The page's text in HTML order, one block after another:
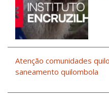
Atenção comunidades
saneamento quilombola